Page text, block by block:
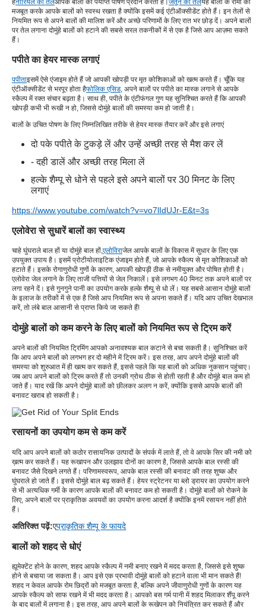
मजबूत करके आपके बालों को स्वस्थ रखता है क्योंकि इसमें कई एंटीऑक्सीडेंट होते हैं। इन तेलों से
नियमित रूप से अपने बालों की मालिश करें और अच्छे परिणामों के लिए रात भर छोड़ दें। अपने बालों
पर तेल लगाना दोमुंहे बालों को हटाने की सबसे सरल तकनीकों में से एक है जिसे आप आज़मा सकते
हैं।
पपीते का हेयर मास्क लगाएं
पपीताइसमें ऐसे एंजाइम होते हैं जो आपकी खोपड़ी पर मृत कोशिकाओं को खत्म करते हैं। चूँकि यह
एंटीऑक्सीडेंट से भरपूर होता हैफोलिक एसिड, अपने बालों पर पपीते का मास्क लगाने से आपके
स्कैल्प में रक्त संचार बढ़ता है। साथ ही, पपीते के एंटीफंगल गुण यह सुनिश्चित करते हैं कि आपकी
खोपड़ी कभी भी रूखी न हो, जिससे दोमुंहे बालों की समस्या कम हो जाती है।
बालों के उचित पोषण के लिए निम्नलिखित तरीके से हेयर मास्क तैयार करें और इसे लगाएं
दो पके पपीते के टुकड़े लें और उन्हें अच्छी तरह से मैश कर लें
- दही डालें और अच्छी तरह मिला लें
हल्के शैम्पू से धोने से पहले इसे अपने बालों पर 30 मिनट के लिए
लगाएं
https://www.youtube.com/watch?v=vo7lIdUJr-E&t=3s
एलोवेरा से सुधारें बालों का स्वास्थ्य
चाहे घुंघराले बाल हों या दोमुंहे बाल हों,एलोविराजेल आपके बालों के विकास में सुधार के लिए एक
उपयुक्त उपाय है। इसमें प्रोटीयोलाइटिक एंजाइम होते हैं, जो आपके स्कैल्प से मृत कोशिकाओं को
हटाते हैं। इसके रोगाणुरोधी गुणों के कारण, आपकी खोपड़ी ठीक से नमीयुक्त और पोषित होती है।
एलोवेरा जेल लगाने के लिए ताजी पत्तियों से जेल निकालें। इसे लगभग 40 मिनट तक अपने बालों पर
लगा रहने दें। इसे गुनगुने पानी का उपयोग करके हल्के शैम्पू से धो लें। यह सबसे आसान दोमुंहे बालों
के इलाज के तरीकों में से एक है जिसे आप नियमित रूप से अपना सकते हैं। यदि आप उचित देखभाल
करें, तो लंबे बाल आसानी से प्राप्त किये जा सकते हैं!
दोमुंहे बालों को कम करने के लिए बालों को नियमित रूप से ट्रिम करें
अपने बालों की नियमित ट्रिमिंग आपको अनावश्यक बाल कटाने से बचा सकती है। सुनिश्चित करें
कि आप अपने बालों को लगभग हर दो महीने में ट्रिम करें। इस तरह, आप अपने दोमुंहे बालों की
समस्या को शुरुआत में ही खत्म कर सकते हैं, इससे पहले कि यह बालों को अधिक नुकसान पहुंचाए।
जब आप अपने बालों को ट्रिम करते हैं तो उनकी ग्रोथ ठीक से होती रहती है और दोमुंहे बाल कम हो
जाते हैं। याद रखें कि अपने दोमुंहे बालों को छीलकर अलग न करें, क्योंकि इससे आपके बालों की
बनावट खराब हो सकती है।
रसायनों का उपयोग कम से कम करें
यदि आप अपने बालों को कठोर रासायनिक उत्पादों के संपर्क में लाते हैं, तो वे आपके सिर की नमी को
ख़त्म कर सकते हैं। यह रूखापन और उलझाव दोनों का कारण है, जिससे आपके बाल रस्सी की
बनावट जैसे दिखने लगते हैं। परिणामस्वरूप, आपके बाल रस्सी की बनावट की तरह शुष्क और
घुंघराले हो जाते हैं। इससे दोमुंहे बाल बढ़ सकते हैं। हेयर स्ट्रेटनर या ब्लो ड्रायर का उपयोग करने
से भी अत्यधिक गर्मी के कारण आपके बालों की बनावट कम हो सकती है। दोमुंहे बालों को रोकने के
लिए, अपने बालों पर प्राकृतिक अवयवों का उपयोग करना आदर्श है क्योंकि इनमें रसायन नहीं होते
हैं।
अतिरिक्त पढ़ें:एप्राकृतिक शैम्पू के फायदे
बालों को शहद से धोएं
ह्यूमेक्टेंट होने के कारण, शहद आपके स्कैल्प में नमी बनाए रखने में मदद करता है, जिससे इसे शुष्क
होने से बचाया जा सकता है। आप इसे एक प्रभावी दोमुंहे बालों को हटाने वाला भी मान सकते हैं!
शहद न केवल आपके रोम छिद्रों को मजबूत करता है, बल्कि अपने जीवाणुरोधी गुणों के कारण यह
आपके स्कैल्प को साफ रखने में भी मदद करता है। आपको बस गर्म पानी में शहद मिलाकर शैंपू करने
के बाद बालों में लगाना है। इस तरह, आप अपने बालों के रूखेपन को नियंत्रित कर सकते हैं और